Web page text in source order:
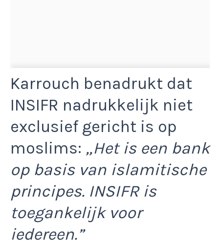
Karrouch benadrukt dat
INSIFR nadrukkelijk niet
exclusief gericht is op
moslims: „Het is een bank
op basis van islamitische
principes. INSIFR is
toegankelijk voor
iedereen.”